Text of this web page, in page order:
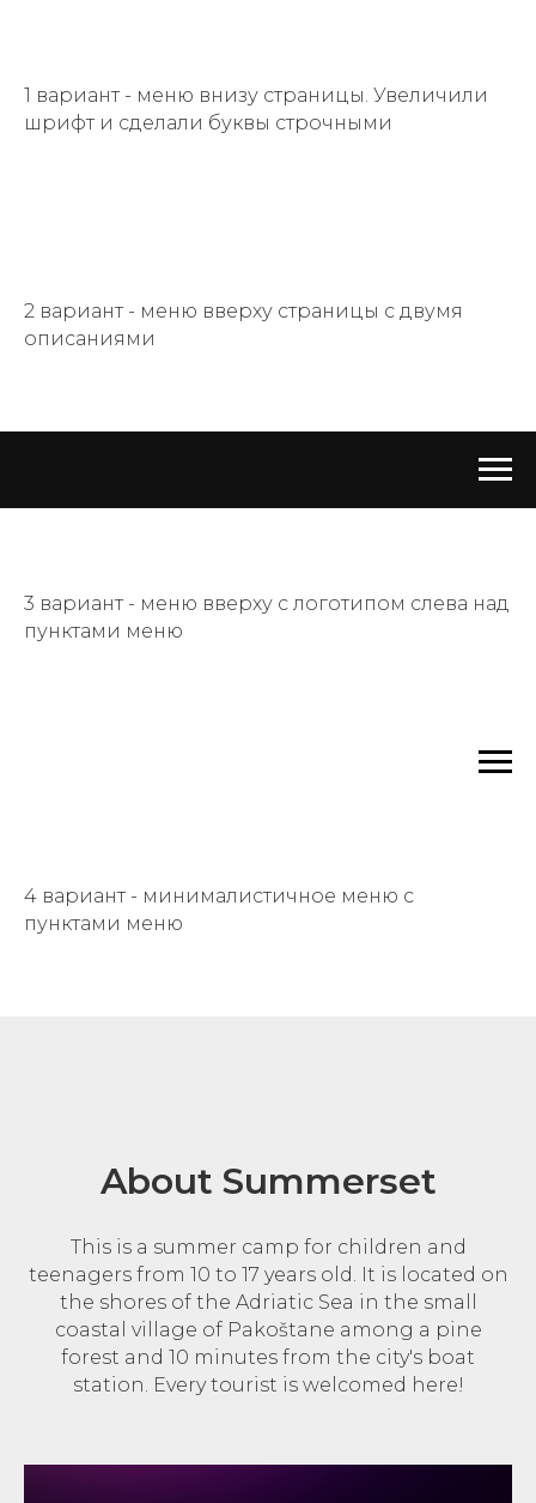
1 вариант - меню внизу страницы. Увеличили
шрифт и сделали буквы строчными
2 вариант - меню вверху страницы с двумя
описаниями
3 вариант - меню вверху с логотипом слева над
пунктами меню
4 вариант - минималистичное меню с
пунктами меню
About Summerset
This is a summer camp for children and
teenagers from 10 to 17 years old. It is located on
the shores of the Adriatic Sea in the small
coastal village of Pakoštane among a pine
forest and 10 minutes from the city's boat
station. Every tourist is welcomed here!